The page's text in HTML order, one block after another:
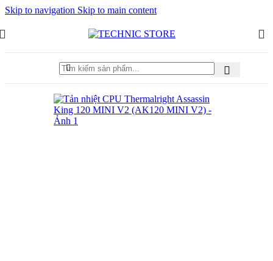
Skip to navigation Skip to main content